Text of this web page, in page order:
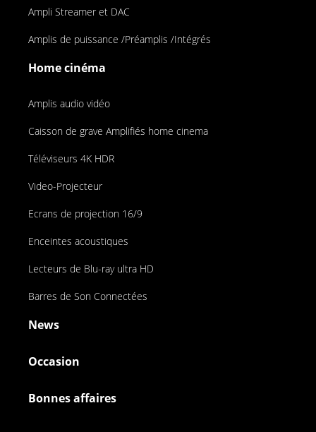
Ampli Streamer et DAC
Amplis de puissance /Préamplis /Intégrés
Home cinéma
Amplis audio vidéo
Caisson de grave Amplifiés home cinema
Téléviseurs 4K HDR
Video-Projecteur
Ecrans de projection 16/9
Enceintes acoustiques
Lecteurs de Blu-ray ultra HD
Barres de Son Connectées
News
Occasion
Bonnes affaires